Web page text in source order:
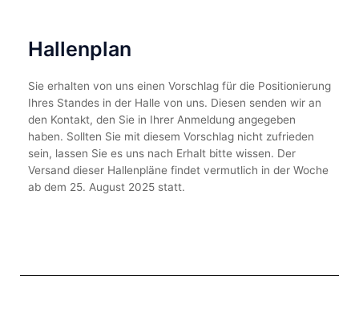
Hallenplan
Sie erhalten von uns einen Vorschlag für die Positionierung
Ihres Standes in der Halle von uns. Diesen senden wir an
den Kontakt, den Sie in Ihrer Anmeldung angegeben
haben. Sollten Sie mit diesem Vorschlag nicht zufrieden
sein, lassen Sie es uns nach Erhalt bitte wissen. Der
Versand dieser Hallenpläne findet vermutlich in der Woche
ab dem 25. August 2025 statt.